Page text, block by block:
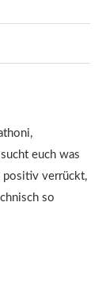
euch was
positiv verrückt,
so